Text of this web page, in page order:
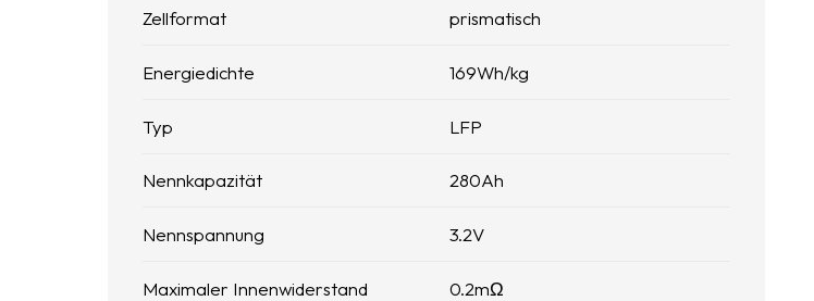
Zellformat prismatisch
Energiedichte 169Wh/kg
Typ LFP
Nennkapazität 280Ah
Nennspannung 3.2V
Maximaler Innenwiderstand 0.2mΩ